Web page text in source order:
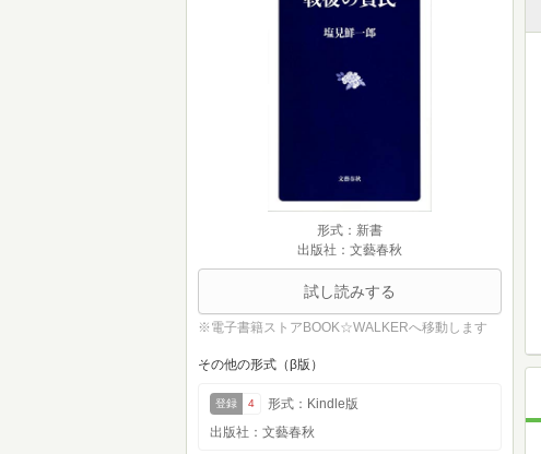
形式：新書
出版社：文藝春秋
試し読みする
※電子書籍ストアBOOK☆WALKERへ移動します
その他の形式（β版）
登録 4
形式：Kindle版
出版社：文藝春秋